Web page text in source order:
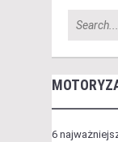
6